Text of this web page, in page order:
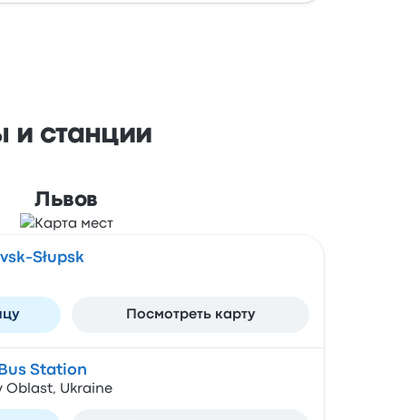
станции
Львов
Słupsk
Посмотреть карту
Station
Oblast, Ukraine